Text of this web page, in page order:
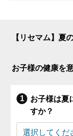
【リセマム】夏
お子様の健康を
お子様は夏
すか？